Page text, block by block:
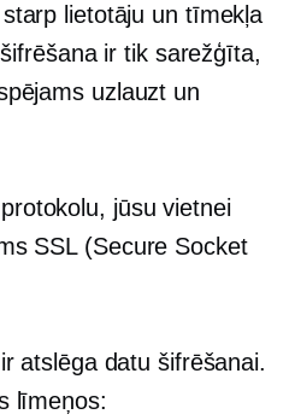
lietotāju un tīmekļa
ir tik sarežģīta,
uzlauzt un
jūsu vietnei
SSL (Secure Socket
atslēga datu šifrēšanai.
līmeņos: